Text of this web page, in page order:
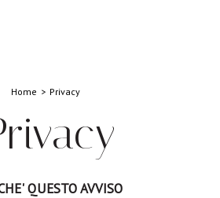
Home Privacy
QUESTO AVVISO